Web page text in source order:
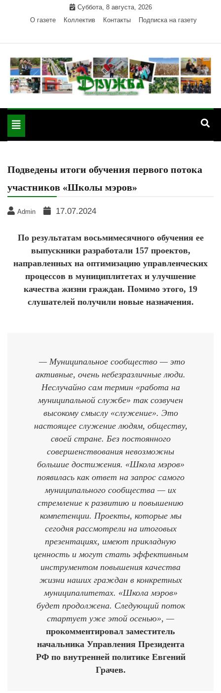
Суббота, 8 августа, 2026
О газете
Коллектив Контакты Подписка на газету
"Дружба" — газета
Красногвардейского района Республики Адыгея
Toggle
navigation
Подведены итоги обучения первого потока
участников «Школы мэров»
Admin 17.07.2024
По результатам восьмимесячного обучения ее
выпускники разработали 157 проектов,
направленных на оптимизацию управленческих
процессов в мунициплитетах и улучшение
качества жизни граждан. Помимо этого, 19
слушателей получили новые назначения.
— Муниципальное сообщество — это
активные, очень небезразличные люди.
Неслучайно сам термин «работа на
муниципальной службе» так созвучен
высокому смыслу «служение». Это
настоящее служение людям, обществу,
своей стране. Без постоянного
совершенствования невозможны
большие достижения. «Школа мэров»
появилась как ответ на запрос самого
муниципального сообщества — их
стремление к развитию и повышению
компетенции. Проекты, которые мы
сегодня рассмотрели на итоговых
презентациях, имеют прикладную
ценность и могут стать эффективным
инструментом повышения качества
жизни наших граждан в конкретных
муниципалитетах. «Школа мэров»
будет продолжена. Следующий поток
стартует уже этой осенью», —
прокомментировал заместитель
начальника Управления Президента
РФ по внутренней политике Евгений
Грачев.